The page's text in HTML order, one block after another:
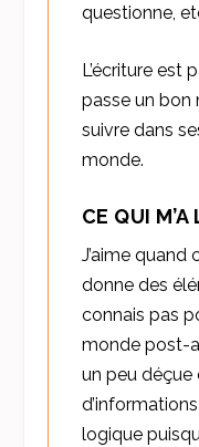
questionne,
L’écriture est
passe un bon
suivre dans
monde.
CE QUI
J’aime quand
donne des
connais pas
monde post-
un peu déçue
logique